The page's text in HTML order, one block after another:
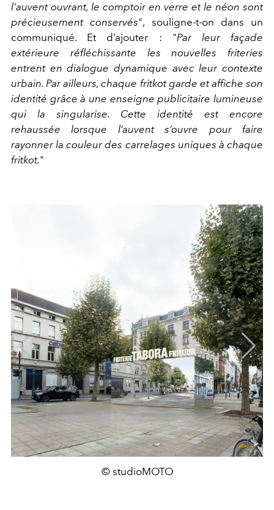
l'auvent ouvrant, le comptoir en verre et le néon sont
précieusement conservés", souligne-t-on dans un
communiqué. Et d’ajouter : "Par leur façade
extérieure réfléchissante les nouvelles friteries
entrent en dialogue dynamique avec leur contexte
urbain. Par ailleurs, chaque fritkot garde et affiche son
identité grâce à une enseigne publicitaire lumineuse
qui la singularise. Cette identité est encore
rehaussée lorsque l’auvent s’ouvre pour faire
rayonner la couleur des carrelages uniques à chaque
fritkot."
© studioMOTO